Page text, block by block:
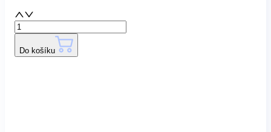
Do košíku